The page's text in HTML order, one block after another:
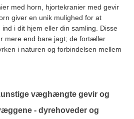
med horn, hjortekranier med gevir
giver en unik mulighed for at
i dit hjem eller din samling. Disse
mere end bare jagt; de fortæller
i naturen og forbindelsen mellem
væghængte gevir og
- dyrehoveder og